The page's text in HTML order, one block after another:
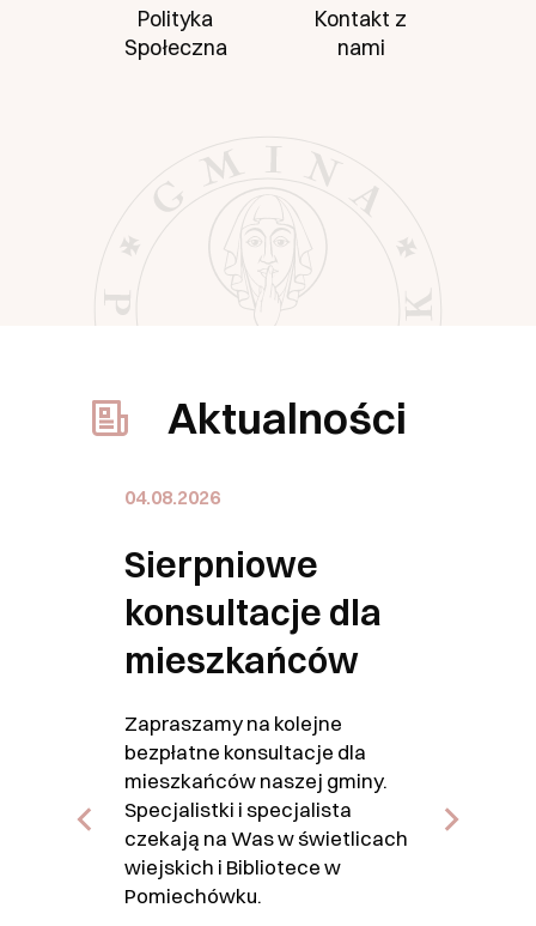
Polityka
Społeczna
Kontakt z
nami
Aktualności
Przejdź do wpisu
04.08.2026
Sierpniowe
konsultacje dla
mieszkańców
Zapraszamy na kolejne
bezpłatne konsultacje dla
mieszkańców naszej gminy.
Specjalistki i specjalista
czekają na Was w świetlicach
wiejskich i Bibliotece w
Pomiechówku.